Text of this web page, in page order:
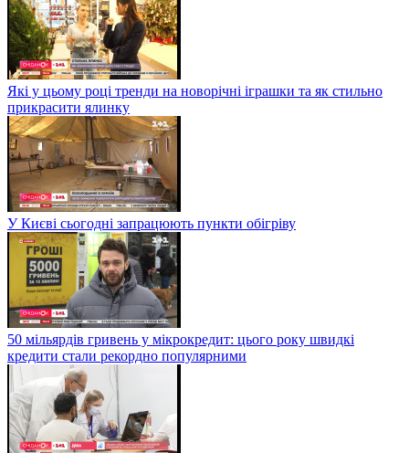
Які у цьому році тренди на новорічні іграшки та як стильно
прикрасити ялинку
У Києві сьогодні запрацюють пункти обігріву
50 мільярдів гривень у мікрокредит: цього року швидкі
кредити стали рекордно популярними